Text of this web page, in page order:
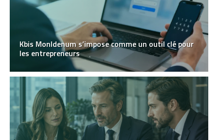
Kbis MonIdenum s’impose comme un outil clé pour
les entrepreneurs